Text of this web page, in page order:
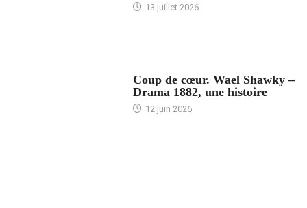
13 juillet 2026
Coup de cœur. Wael Shawky –
Drama 1882, une histoire
12 juin 2026